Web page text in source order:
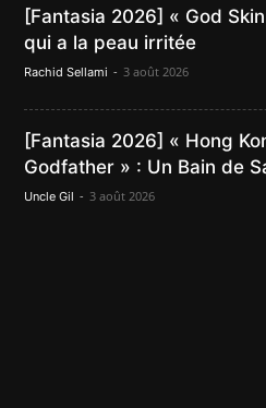
[Fantasia 2026] « God
qui a la peau irritée
Rachid Sellami - 3 août 2026
[Fantasia 2026] « Hong
Godfather » : Un Bain de
Uncle Gil - 3 août 2026